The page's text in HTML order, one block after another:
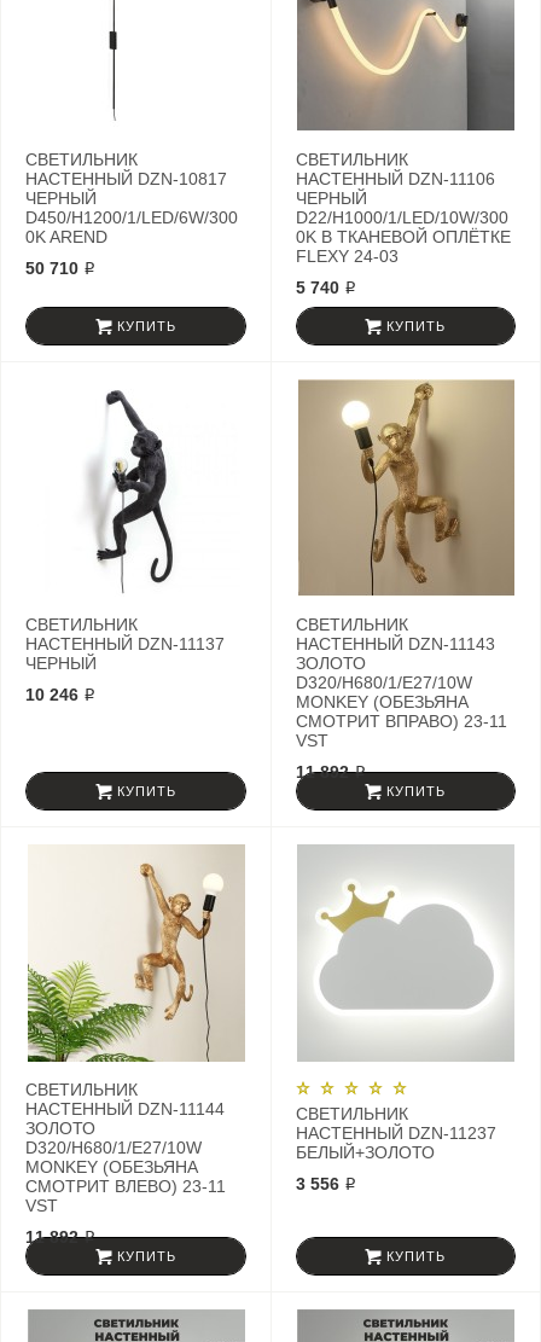
СВЕТИЛЬНИК
НАСТЕННЫЙ DZN-10817
ЧЕРНЫЙ
D450/H1200/1/LED/6W/300
0K AREND
50 710 ₽
КУПИТЬ
СВЕТИЛЬНИК
НАСТЕННЫЙ DZN-11106
ЧЕРНЫЙ
D22/H1000/1/LED/10W/300
0K В ТКАНЕВОЙ ОПЛЁТКЕ
FLEXY 24-03
5 740 ₽
КУПИТЬ
СВЕТИЛЬНИК
НАСТЕННЫЙ DZN-11137
ЧЕРНЫЙ
10 246 ₽
КУПИТЬ
СВЕТИЛЬНИК
НАСТЕННЫЙ DZN-11143
ЗОЛОТО
D320/H680/1/E27/10W
MONKEY (ОБЕЗЬЯНА
СМОТРИТ ВПРАВО) 23-11
VST
11 892 ₽
КУПИТЬ
СВЕТИЛЬНИК
НАСТЕННЫЙ DZN-11144
ЗОЛОТО
D320/H680/1/E27/10W
MONKEY (ОБЕЗЬЯНА
СМОТРИТ ВЛЕВО) 23-11
VST
11 892 ₽
КУПИТЬ
СВЕТИЛЬНИК
НАСТЕННЫЙ DZN-11237
БЕЛЫЙ+ЗОЛОТО
3 556 ₽
КУПИТЬ